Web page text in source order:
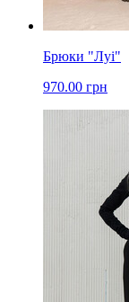
Брюки "Луі"
970.00 грн